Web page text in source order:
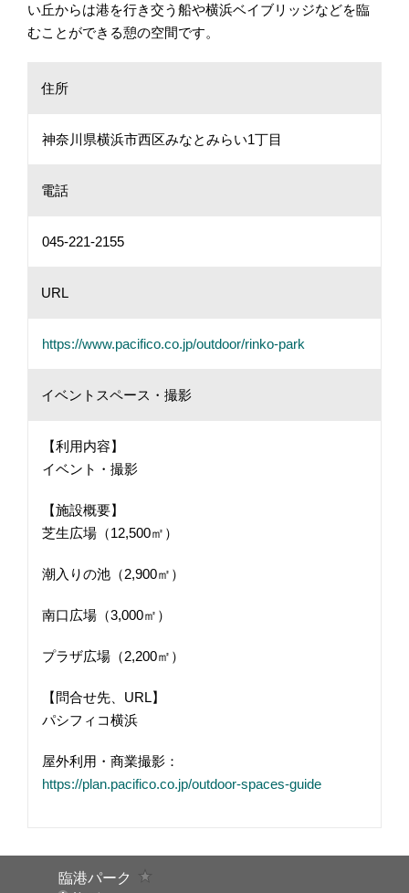
い丘からは港を行き交う船や横浜ベイブリッジなどを臨
むことができる憩の空間です。
住所
神奈川県横浜市西区みなとみらい1丁目
電話
045-221-2155
URL
https://www.pacifico.co.jp/outdoor/rinko-park
イベントスペース・撮影
【利用内容】
イベント・撮影
【施設概要】
芝生広場（12,500㎡）
潮入りの池（2,900㎡）
南口広場（3,000㎡）
プラザ広場（2,200㎡）
【問合せ先、URL】
パシフィコ横浜
屋外利用・商業撮影：
https://plan.pacifico.co.jp/outdoor-spaces-guide